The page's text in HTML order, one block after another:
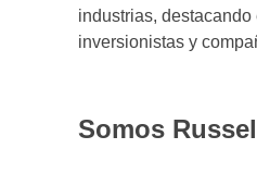
industrias,
inversionistas y
Somos